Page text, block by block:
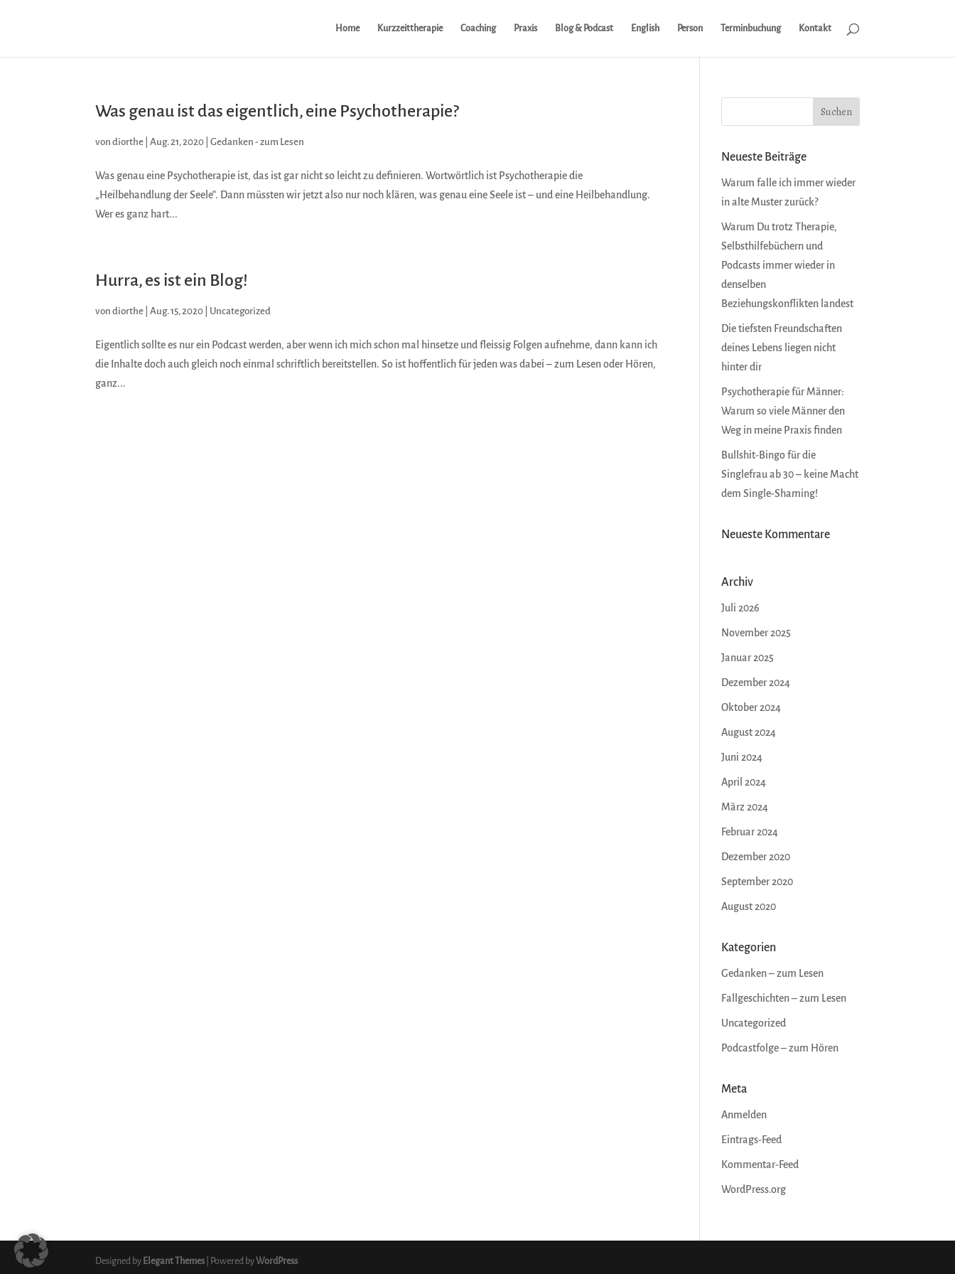
Home Kurzzeittherapie Coaching Praxis Blog & Podcast English Person Terminbuchung Kontakt
Was genau ist das eigentlich, eine Psychotherapie?
vondiorthe |Aug. 21, 2020 |Gedanken - zum Lesen
Was genau eine Psychotherapie ist, das ist gar nicht so leicht zu definieren. Wortwörtlich ist Psychotherapie die
„Heilbehandlung der Seele“. Dann müssten wir jetzt also nur noch klären, was genau eine Seele ist – und eine Heilbehandlung.
Wer es ganz hart...
Hurra, es ist ein Blog!
vondiorthe |Aug. 15, 2020 Uncategorized
Eigentlich sollte es nur ein Podcast werden, aber wenn ich mich schon mal hinsetze und fleissig Folgen aufnehme, dann kann ich
die Inhalte doch auch gleich noch einmal schriftlich bereitstellen. So ist hoffentlich für jeden was dabei – zum Lesen oder Hören,
ganz...
Neueste Beiträge
Warum falle ich immer wieder
in alte Muster zurück?
Warum Du trotz Therapie,
Selbsthilfebüchern und
Podcasts immer wieder in
denselben
Beziehungskonflikten landest
Die tiefsten Freundschaften
deines Lebens liegen nicht
hinter dir
Psychotherapie für Männer:
Warum so viele Männer den
Weg in meine Praxis finden
Bullshit-Bingo für die
Singlefrau ab 30 – keine Macht
dem Single-Shaming!
Neueste Kommentare
Archiv
Juli 2026
November 2025
Januar 2025
Dezember 2024
Oktober 2024
August 2024
Juni 2024
April 2024
März 2024
Februar 2024
Dezember 2020
September 2020
August 2020
Kategorien
Gedanken – zum Lesen
Fallgeschichten – zum Lesen
Uncategorized
Podcastfolge – zum Hören
Meta
Anmelden
Eintrags-Feed
Kommentar-Feed
WordPress.org
Designed byElegant Themes | Powered byWordPress